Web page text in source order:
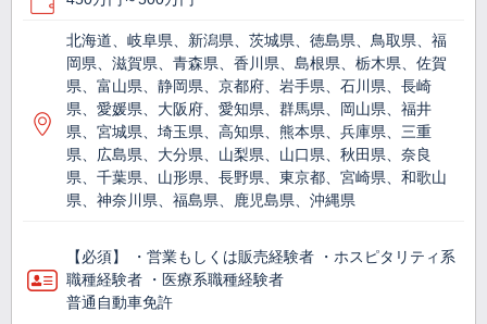
北海道、岐阜県、新潟県、茨城県、徳島県、鳥取県、福
岡県、滋賀県、青森県、香川県、島根県、栃木県、佐賀
県、富山県、静岡県、京都府、岩手県、石川県、長崎
県、愛媛県、大阪府、愛知県、群馬県、岡山県、福井
県、宮城県、埼玉県、高知県、熊本県、兵庫県、三重
県、広島県、大分県、山梨県、山口県、秋田県、奈良
県、千葉県、山形県、長野県、東京都、宮崎県、和歌山
県、神奈川県、福島県、鹿児島県、沖縄県
【必須】 ・営業もしくは販売経験者 ・ホスピタリティ系
職種経験者 ・医療系職種経験者
普通自動車免許